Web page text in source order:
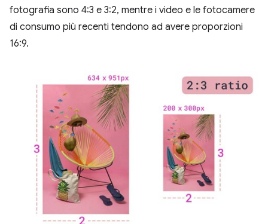
fotografia sono 4:3 e 3:2, mentre i video e le fotocamere
di consumo più recenti tendono ad avere proporzioni
16:9.